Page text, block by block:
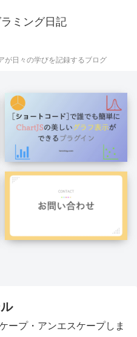
ミング日記
が日々の学びを記録するブログ
ープ・アンエスケープしま